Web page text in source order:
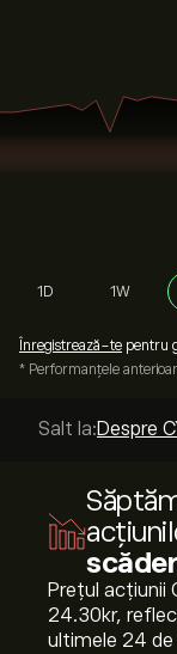
1D 1W
Înregistrează-te pentru
* Performanțele
Salt la:Despre
Prețul acțiunii
24.30‎kr‎,
ultimele 24 de